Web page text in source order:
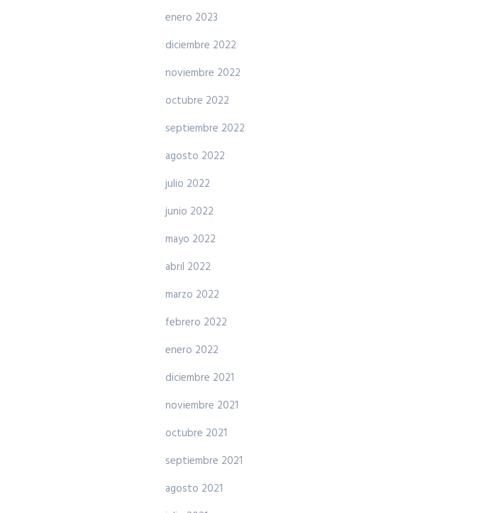
enero 2023
diciembre 2022
noviembre 2022
octubre 2022
septiembre 2022
agosto 2022
julio 2022
junio 2022
mayo 2022
abril 2022
marzo 2022
febrero 2022
enero 2022
diciembre 2021
noviembre 2021
octubre 2021
septiembre 2021
agosto 2021